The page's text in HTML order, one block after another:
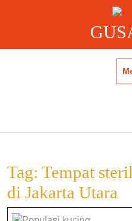
Tag: Tempat
di Jakarta Utara